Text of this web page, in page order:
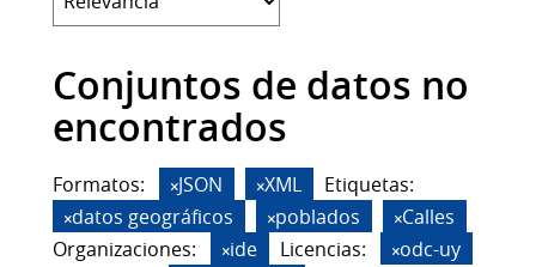
Conjuntos de datos no
encontrados
Formatos: JSON XML
Etiquetas:
datos geográficos
poblados
Calles
Organizaciones:
ide Licencias:
odc-uy